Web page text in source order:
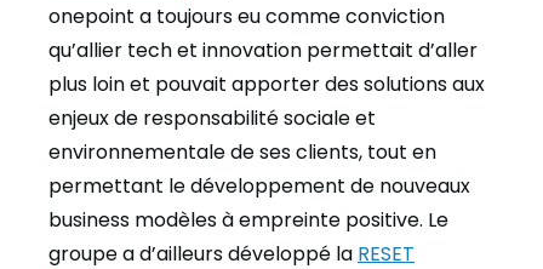
onepoint a toujours eu comme conviction
qu’allier tech et innovation permettait d’aller
plus loin et pouvait apporter des solutions aux
enjeux de responsabilité sociale et
environnementale de ses clients, tout en
permettant le développement de nouveaux
business modèles à empreinte positive. Le
groupe a d’ailleurs développé la RESET